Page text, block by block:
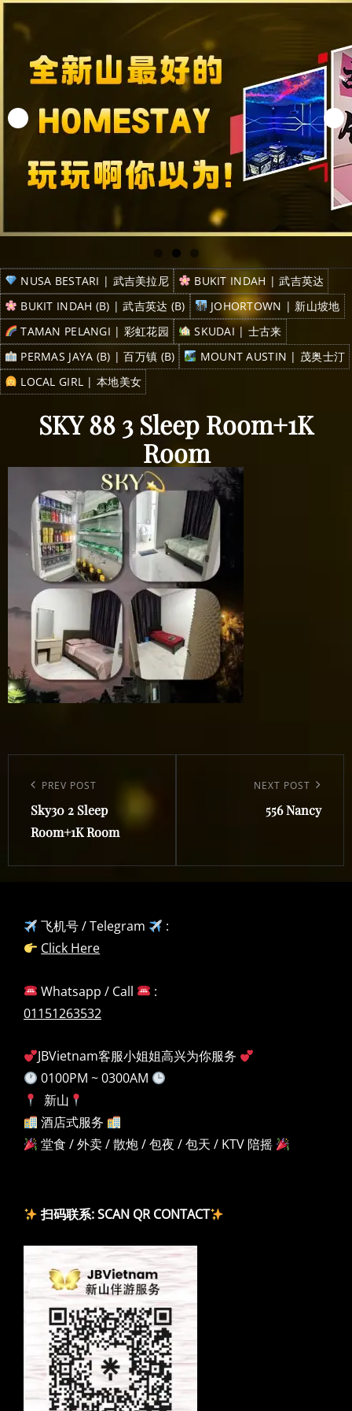
NUSA BESTARI | 武吉美拉尼
BUKIT INDAH | 武吉英达
BUKIT INDAH (B) | 武吉英达 (B)
JOHORTOWN | 新山坡地
TAMAN PELANGI | 彩虹花园
SKUDAI | 士古来
PERMAS JAYA (B) | 百万镇 (B)
MOUNT AUSTIN | 茂奥士汀
LOCAL GIRL | 本地美女
SKY 88 3 Sleep Room+1K
Room
navigation
Previous
Post
PREV POST
Sky30 2 Sleep
Room+1K Room
NEXT POST
556 Nancy
飞机号 / Telegram
:
Click Here
Whatsapp / Call
:
01151263532
JBVietnam客服小姐姐高兴为你服务
0100PM ~ 0300AM
新山
酒店式服务
堂食 / 外卖 / 散炮 / 包夜 / 包天 / KTV 陪摇
扫码联系: SCAN QR CONTACT